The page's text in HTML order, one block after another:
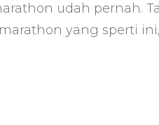
udah pernah.
yang sperti ini,